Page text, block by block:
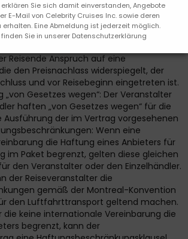
Sie sich damit einverstanden, Angebote
E-Mail von Celebrity Cruises Inc. sowie deren
erhalten. Eine Abmeldung ist jederzeit möglich.
Sie in unserer Datenschutzerklärung